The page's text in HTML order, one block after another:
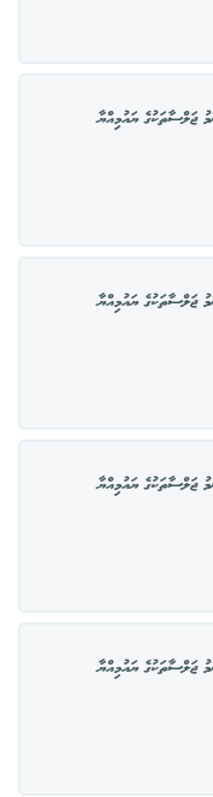
ޖަލްސާތަކުގެ ޔައުމިއްޔާ
ޖަލްސާތަކުގެ ޔައުމިއްޔާ
ޖަލްސާތަކުގެ ޔައުމިއްޔާ
ޖަލްސާތަކުގެ ޔައުމިއްޔާ